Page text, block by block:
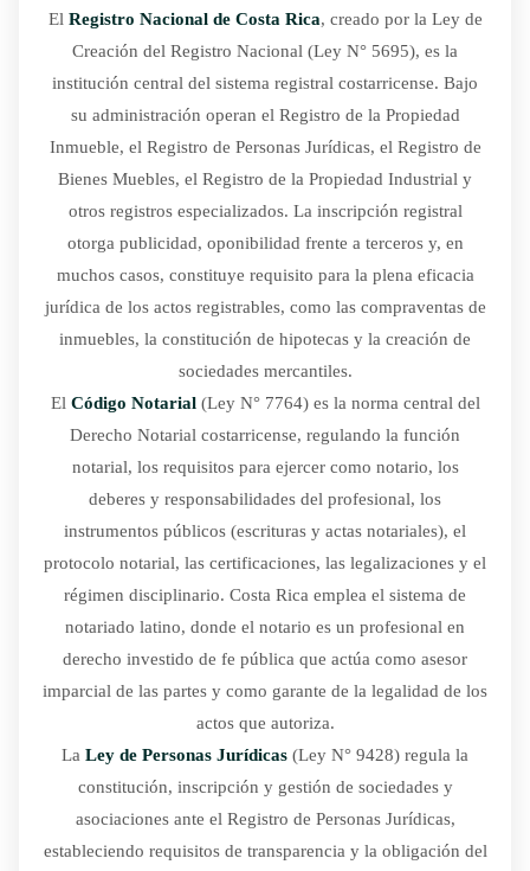
El Registro Nacional de Costa Rica, creado por la Ley de
Creación del Registro Nacional (Ley N° 5695), es la
institución central del sistema registral costarricense. Bajo
su administración operan el Registro de la Propiedad
Inmueble, el Registro de Personas Jurídicas, el Registro de
Bienes Muebles, el Registro de la Propiedad Industrial y
otros registros especializados. La inscripción registral
otorga publicidad, oponibilidad frente a terceros y, en
muchos casos, constituye requisito para la plena eficacia
jurídica de los actos registrables, como las compraventas de
inmuebles, la constitución de hipotecas y la creación de
sociedades mercantiles.
El Código Notarial(Ley N° 7764) es la norma central del
Derecho Notarial costarricense, regulando la función
notarial, los requisitos para ejercer como notario, los
deberes y responsabilidades del profesional, los
instrumentos públicos (escrituras y actas notariales), el
protocolo notarial, las certificaciones, las legalizaciones y el
régimen disciplinario. Costa Rica emplea el sistema de
notariado latino, donde el notario es un profesional en
derecho investido de fe pública que actúa como asesor
imparcial de las partes y como garante de la legalidad de los
actos que autoriza.
La Ley de Personas Jurídicas (Ley N° 9428) regula la
constitución, inscripción y gestión de sociedades y
asociaciones ante el Registro de Personas Jurídicas,
estableciendo requisitos de transparencia y la obligación del